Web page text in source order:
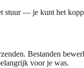
— je kunt het
Bestanden
voor je was.